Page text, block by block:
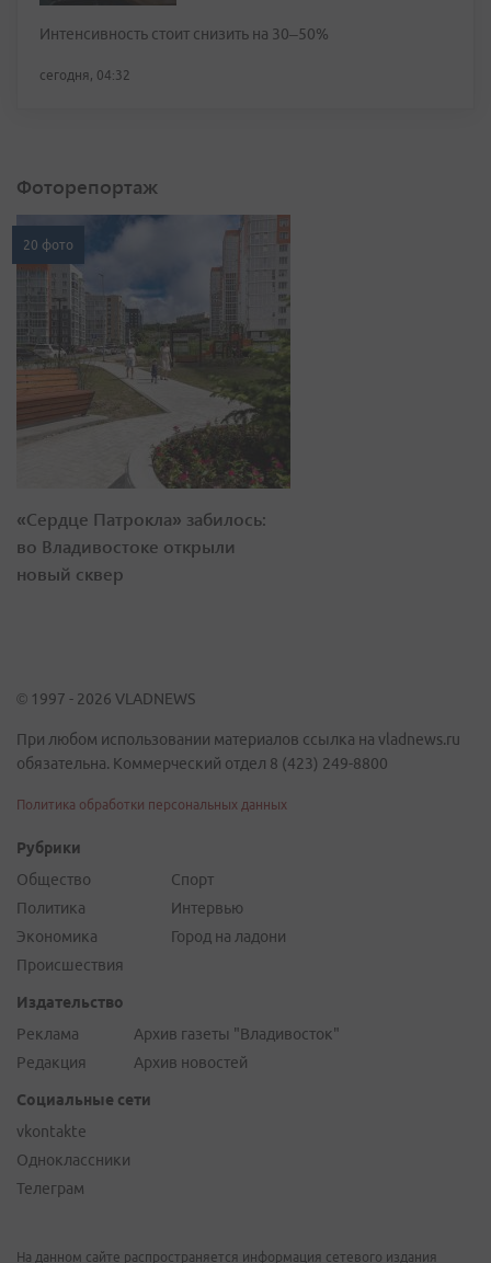
Интенсивность стоит снизить на 30–50%
сегодня, 04:32
Фоторепортаж
20 фото
«Сердце Патрокла» забилось:
во Владивостоке открыли
новый сквер
© 1997 - 2026 VLADNEWS
При любом использовании материалов ссылка на vladnews.ru
обязательна. Коммерческий отдел 8 (423) 249-8800
Политика обработки персональных данных
Рубрики
Общество
Политика
Экономика
Происшествия
Спорт
Интервью
Город на ладони
Издательство
Реклама
Редакция
Архив газеты "Владивосток"
Архив новостей
Социальные сети
vkontakte
Одноклассники
Телеграм
На данном сайте распространяется информация сетевого издания